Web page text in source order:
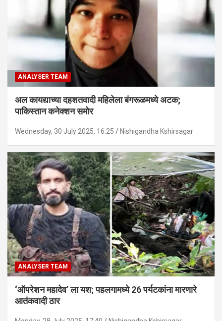
ANALYSER TEAM
अल कायद्याच्या दहशतवादी महिलेला बंगरूळमध्ये अटक;
पाकिस्तान कनेक्शन समोर
Wednesday, 30 July 2025, 16:25 Nishigandha Kshirsagar
ANALYSER TEAM
‘ऑपरेशन महादेव’ ला यश; पहलगामध्ये 26 पर्यटकांना मारणारे
आतंकवादी ठार